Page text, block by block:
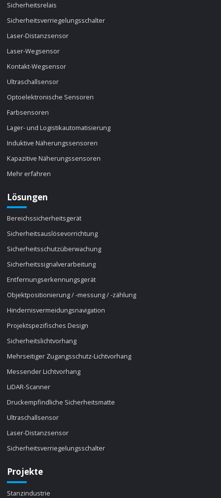
Sicherheitsrelais
Sicherheitsverriegelungsschalter
Laser-Distanzsensor
Laser-Wegsensor
Kontakt-Wegsensor
Ultraschallsensor
Optoelektronische Sensoren
Farbsensoren
Lager- und Logistikautomatisierung
Induktive Näherungssensoren
Kapazitive Näherungssensoren
Mehr erfahren
Lösungen
Bereichssicherheitsgerät
Sicherheitsauslösevorrichtung
Sicherheitsschutzüberwachung
Sicherheitssignalverarbeitung
Entfernungserkennungsgerät
Objektpositionierung / -messung / -zählung
Hindernisvermeidungsnavigation
Projektspezifisches Design
Sicherheitslichtvorhang
Mehrseitiger Zugangsschutz-Lichtvorhang
Messender Lichtvorhang
LiDAR-Scanner
Druckempfindliche Sicherheitsmatte
Ultraschallsensor
Laser-Distanzsensor
Sicherheitsverriegelungsschalter
Projekte
Stanzindustrie